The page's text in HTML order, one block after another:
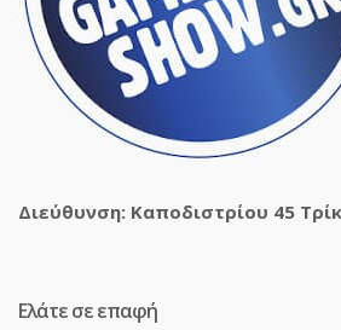
Διεύθυνση: Καποδιστρίου 45
Ελάτε σε επαφή